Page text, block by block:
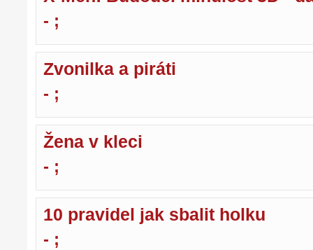
- ;
Zvonilka a piráti
- ;
Žena v kleci
- ;
10 pravidel jak sbalit holku
- ;